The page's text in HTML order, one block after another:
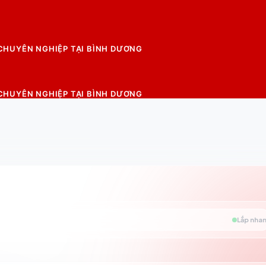
NGHIỆP TẠI BÌNH DƯƠNG
NGHIỆP TẠI BÌNH DƯƠNG
Lắp